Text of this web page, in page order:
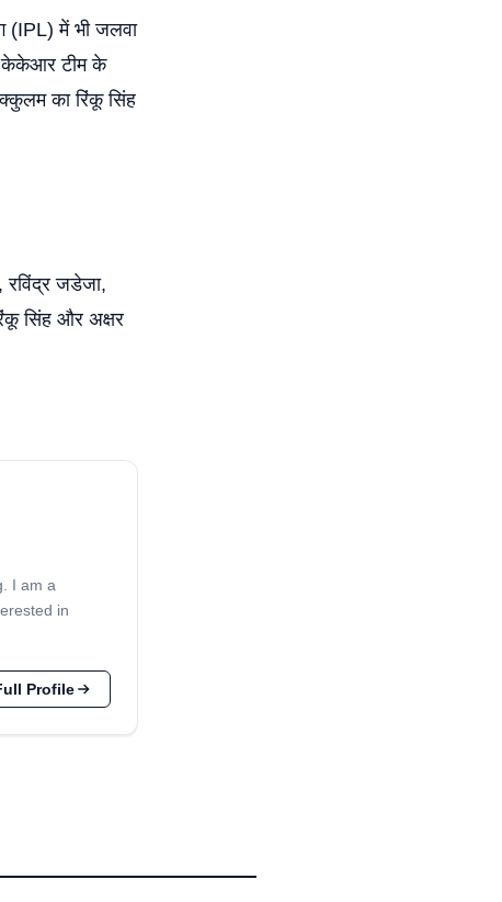
(IPL) में भी जलवा
केकेआर टीम के
का रिंकू सिंह
रविंद्र जडेजा,
सिंह और अक्षर
I am a
in
Profile